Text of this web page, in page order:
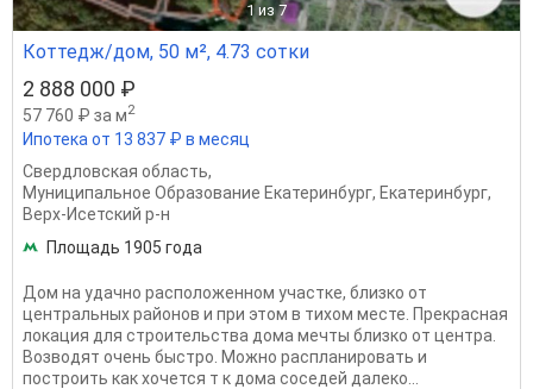
1 из 7
Коттедж/дом, 50 м², 4.73 сотки
2 888 000 ₽
57 760 ₽ за м2
Ипотека от 13 837 ₽ в месяц
Свердловская область,
Муниципальное Образование Екатеринбург, Екатеринбург,
Верх-Исетский р-н
Площадь 1905 года
Дом на удачно расположенном участке, близко от
центральных районов и при этом в тихом месте. Прекрасная
локация для строительства дома мечты близко от центра.
Возводят очень быстро. Можно распланировать и
построить как хочется т к дома соседей далеко...